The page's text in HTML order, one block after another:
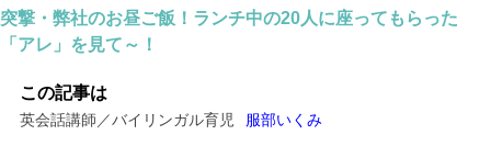
正解は
↓
↓
↓
突撃・弊社のお昼ご飯！ランチ中の20人に座ってもらった
「アレ」を見て～！
この記事は
英会話講師／バイリンガル育児 服部いくみ